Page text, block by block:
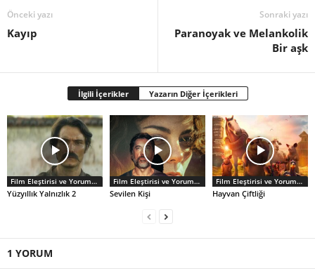
Önceki yazı
Kayıp
Sonraki yazı
Paranoyak ve Melankolik
Bir aşk
İlgili İçerikler Yazarın Diğer İçerikleri
Film Eleştirisi ve Yorumlar
Yüzyıllık Yalnızlık 2
Film Eleştirisi ve Yorumlar
Sevilen Kişi
Film Eleştirisi ve Yorumlar
Hayvan Çiftliği
1 YORUM